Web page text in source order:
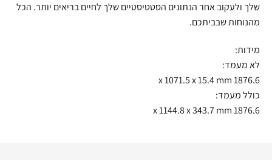
שלך ולעקוב אחר הנתונים הסטטיסטיים שלך לחיים בריאים יותר. הכל
מהנוחות שבביתכם.
מידות:
לא מעמד:
1876.6 x 1071.5 x 15.4 mm
כולל מעמד:
1876.6 x 1144.8 x 343.7 mm